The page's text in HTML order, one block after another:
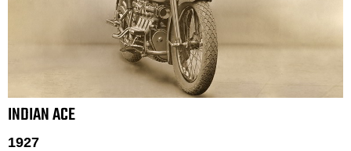
INDIAN ACE
1927